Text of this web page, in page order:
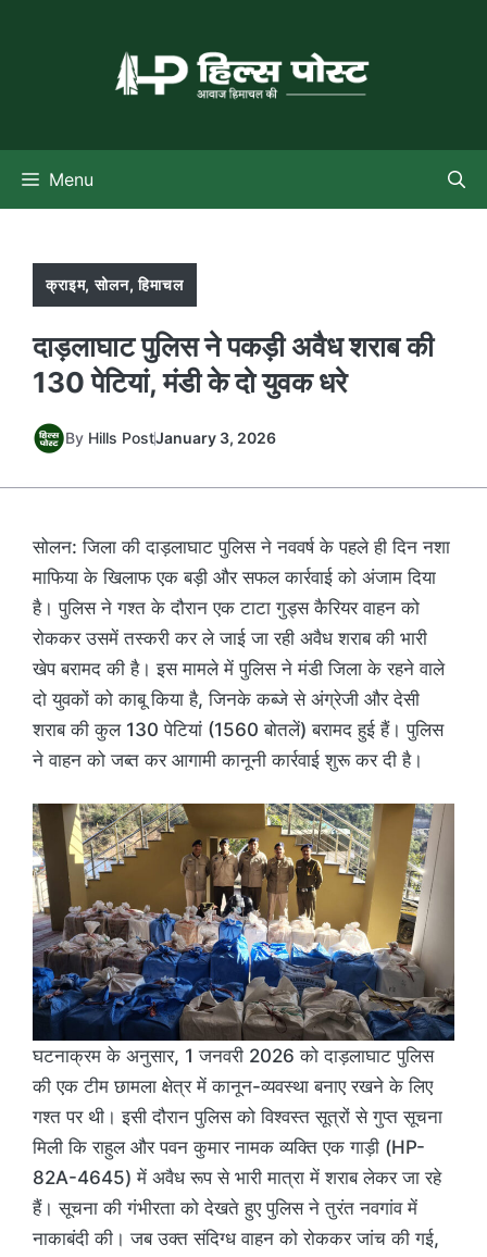
Menu
क्राइम,सोलन,हिमाचल
दाड़लाघाट पुलिस ने पकड़ी अवैध शराब की
130 पेटियां, मंडी के दो युवक धरे
By Hills PostJanuary 3, 2026
सोलन: जिला की दाड़लाघाट पुलिस ने नववर्ष के पहले ही दिन नशा
माफिया के खिलाफ एक बड़ी और सफल कार्रवाई को अंजाम दिया
है। पुलिस ने गश्त के दौरान एक टाटा गुड्स कैरियर वाहन को
रोककर उसमें तस्करी कर ले जाई जा रही अवैध शराब की भारी
खेप बरामद की है। इस मामले में पुलिस ने मंडी जिला के रहने वाले
दो युवकों को काबू किया है, जिनके कब्जे से अंग्रेजी और देसी
शराब की कुल 130 पेटियां (1560 बोतलें) बरामद हुई हैं। पुलिस
ने वाहन को जब्त कर आगामी कानूनी कार्रवाई शुरू कर दी है।
घटनाक्रम के अनुसार, 1 जनवरी 2026 को दाड़लाघाट पुलिस
की एक टीम छामला क्षेत्र में कानून-व्यवस्था बनाए रखने के लिए
गश्त पर थी। इसी दौरान पुलिस को विश्वस्त सूत्रों से गुप्त सूचना
मिली कि राहुल और पवन कुमार नामक व्यक्ति एक गाड़ी (HP-
82A-4645) में अवैध रूप से भारी मात्रा में शराब लेकर जा रहे
हैं। सूचना की गंभीरता को देखते हुए पुलिस ने तुरंत नवगांव में
नाकाबंदी की। जब उक्त संदिग्ध वाहन को रोककर जांच की गई,